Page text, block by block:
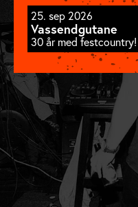
25. sep 2026
Vassendgutane
30 år med festcountry!